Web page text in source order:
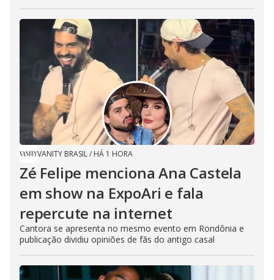
VANITY BRASIL/ HÁ 1 HORA
Zé Felipe menciona Ana Castela
em show na ExpoAri e fala
repercute na internet
Cantora se apresenta no mesmo evento em Rondônia e
publicação dividiu opiniões de fãs do antigo casal